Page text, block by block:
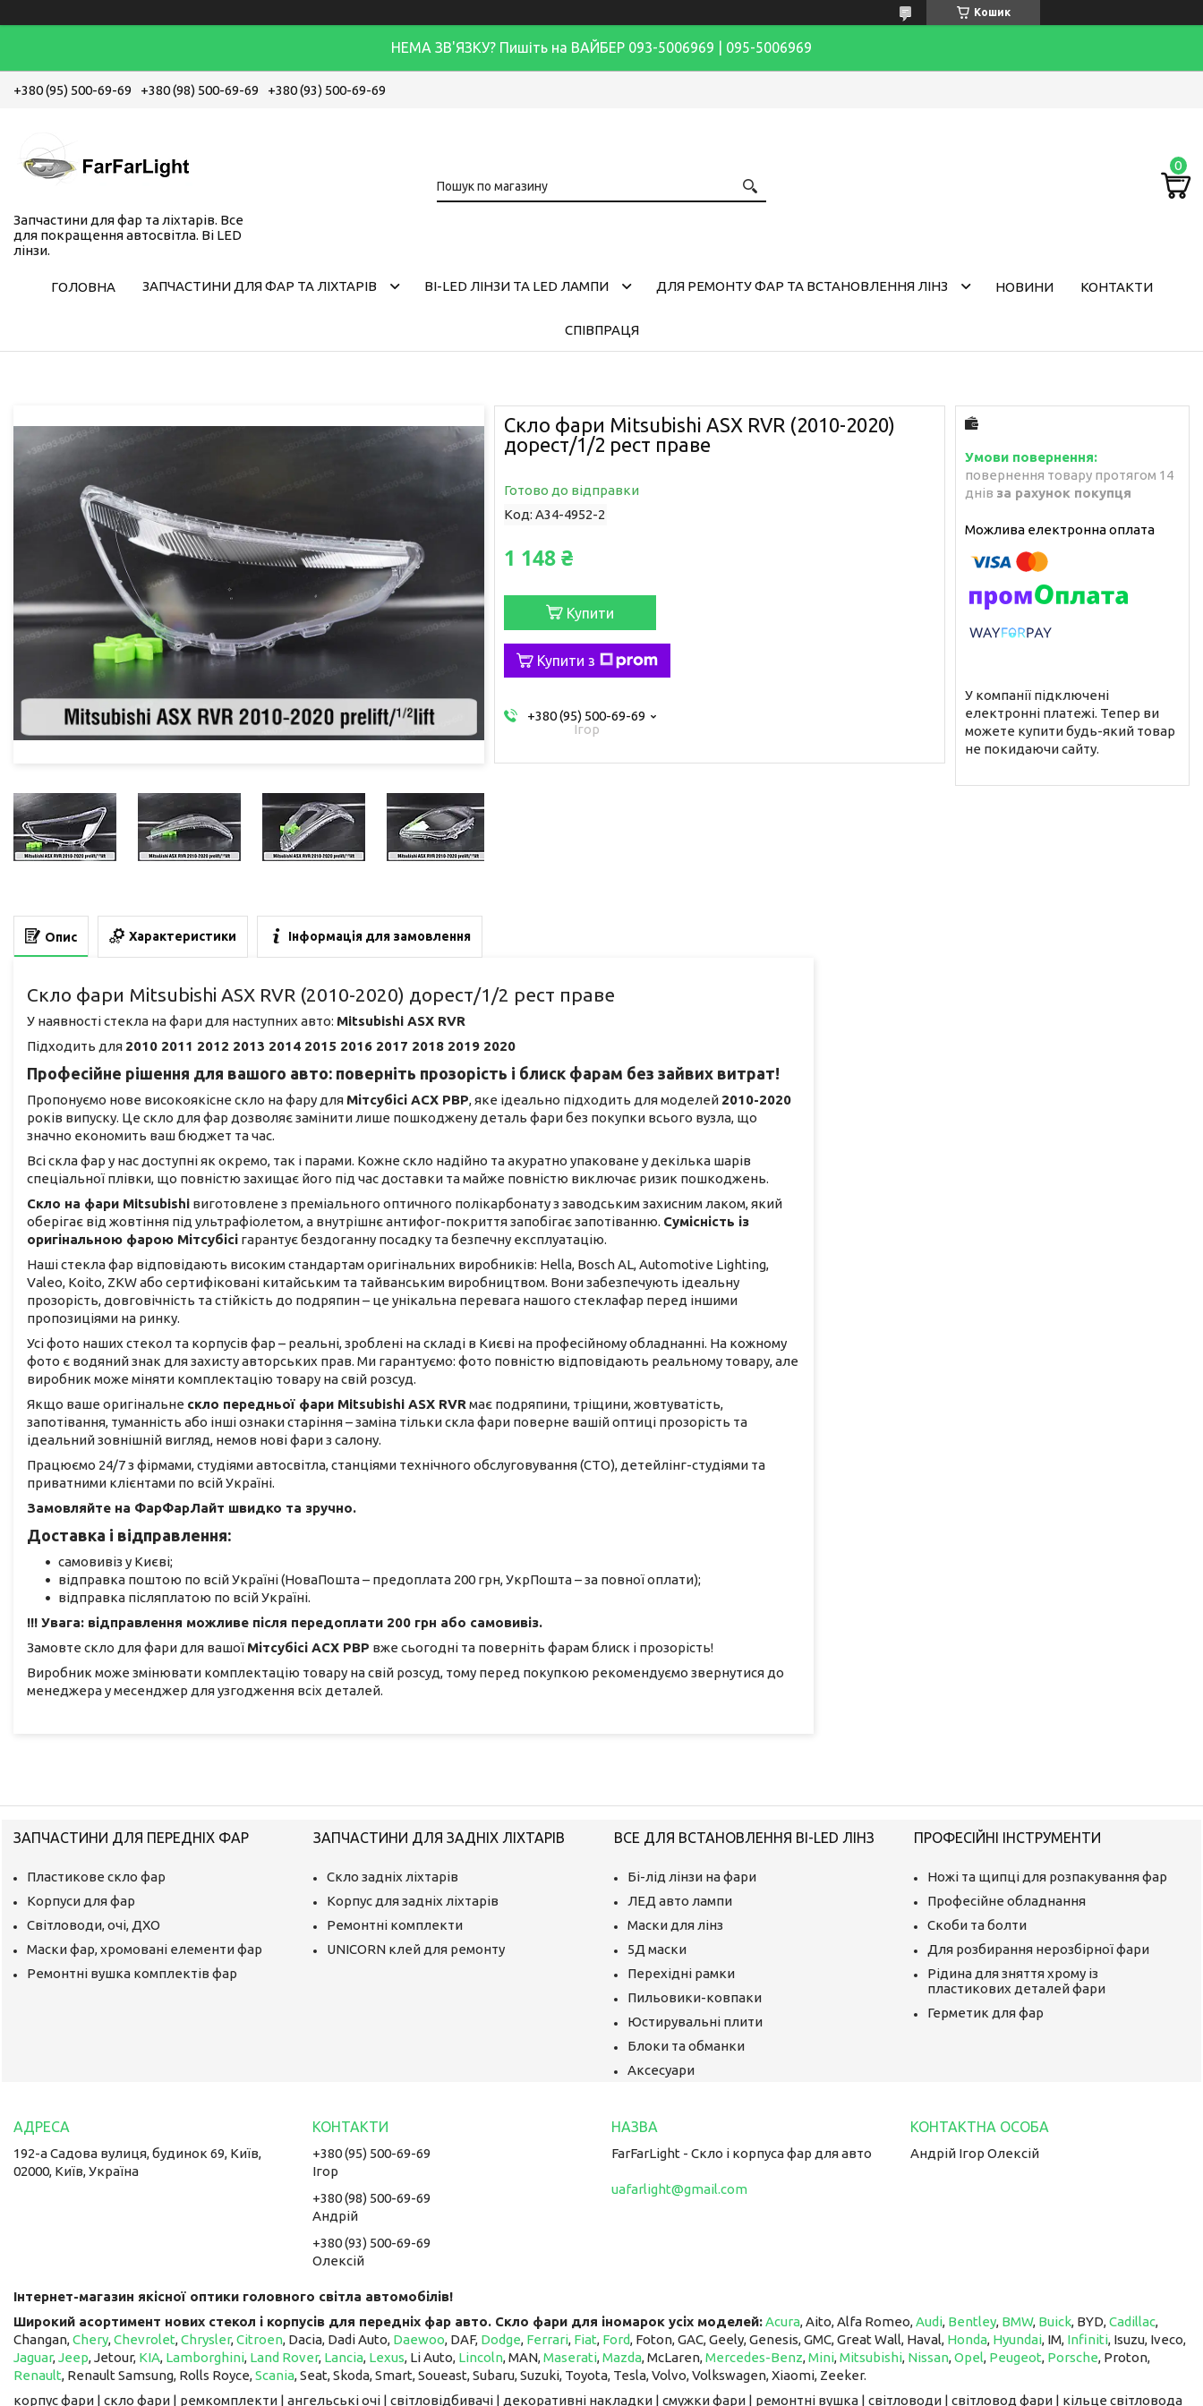
Кошик
НЕМА ЗВ'ЯЗКУ? Пишіть на ВАЙБЕР 093-5006969 | 095-5006969
+380 (95) 500-69-69 +380 (98) 500-69-69 +380 (93) 500-69-69
Запчастини для фар та ліхтарів. Все
для покращення автосвітла. Bi LED
лінзи.
ГОЛОВНА ЗАПЧАСТИНИ ДЛЯ ФАР ТА ЛІХТАРІВ BI-LED ЛІНЗИ ТА LED ЛАМПИ ДЛЯ РЕМОНТУ ФАР ТА ВСТАНОВЛЕННЯ ЛІНЗ НОВИНИ КОНТАКТИ
СПІВПРАЦЯ
Скло фари Mitsubishi ASX RVR (2010-2020)
дорест/1/2 рест праве
Готово до відправки
Код: A34-4952-2
1 148 ₴
Купити
Купити з
+380 (95) 500-69-69
Ігор
повернення товару протягом 14
днів за рахунок покупця
У компанії підключені
електронні платежі. Тепер ви
можете купити будь-який товар
не покидаючи сайту.
Опис Характеристики Інформація для замовлення
Скло фари Mitsubishi ASX RVR (2010-2020) дорест/1/2 рест праве
У наявності стекла на фари для наступних авто: Mitsubishi ASX RVR
Підходить для 2010 2011 2012 2013 2014 2015 2016 2017 2018 2019 2020
Професійне рішення для вашого авто: поверніть прозорість і блиск фарам без зайвих витрат!
Пропонуємо нове високоякісне скло на фару для Мітсубісі АСХ РВР, яке ідеально підходить для моделей 2010-2020
років випуску. Це скло для фар дозволяє замінити лише пошкоджену деталь фари без покупки всього вузла, що
значно економить ваш бюджет та час.
Всі скла фар у нас доступні як окремо, так і парами. Кожне скло надійно та акуратно упаковане у декілька шарів
спеціальної плівки, що повністю захищає його під час доставки та майже повністю виключає ризик пошкоджень.
Скло на фари Mitsubishi виготовлене з преміального оптичного полікарбонату з заводським захисним лаком, який
оберігає від жовтіння під ультрафіолетом, а внутрішнє антифог-покриття запобігає запотіванню. Сумісність із
оригінальною фарою Мітсубісі гарантує бездоганну посадку та безпечну експлуатацію.
Наші стекла фар відповідають високим стандартам оригінальних виробників: Hella, Bosch AL, Automotive Lighting,
Valeo, Koito, ZKW або сертифіковані китайським та тайванським виробництвом. Вони забезпечують ідеальну
прозорість, довговічність та стійкість до подряпин – це унікальна перевага нашого стеклафар перед іншими
пропозиціями на ринку.
Усі фото наших стекол та корпусів фар – реальні, зроблені на складі в Києві на професійному обладнанні. На кожному
фото є водяний знак для захисту авторських прав. Ми гарантуємо: фото повністю відповідають реальному товару, але
виробник може міняти комплектацію товару на свій розсуд.
Якщо ваше оригінальне скло передньої фари Mitsubishi ASX RVR має подряпини, тріщини, жовтуватість,
запотівання, туманність або інші ознаки старіння – заміна тільки скла фари поверне вашій оптиці прозорість та
ідеальний зовнішній вигляд, немов нові фари з салону.
Працюємо 24/7 з фірмами, студіями автосвітла, станціями технічного обслуговування (СТО), детейлінг-студіями та
приватними клієнтами по всій Україні.
Замовляйте на ФарФарЛайт швидко та зручно.
Доставка і відправлення:
самовивіз у Києві;
відправка поштою по всій Україні (НоваПошта – предоплата 200 грн, УкрПошта – за повної оплати);
відправка післяплатою по всій Україні.
!!! Увага: відправлення можливе після передоплати 200 грн або самовивіз.
Замовте скло для фари для вашої Мітсубісі АСХ РВР вже сьогодні та поверніть фарам блиск і прозорість!
Виробник може змінювати комплектацію товару на свій розсуд, тому перед покупкою рекомендуємо звернутися до
менеджера у месенджер для узгодження всіх деталей.
ЗАПЧАСТИНИ ДЛЯ ПЕРЕДНІХ ФАР
Пластикове скло фар
Корпуси для фар
Світловоди, очі, ДХО
Маски фар, хромовані елементи фар
Ремонтні вушка комплектів фар
ЗАПЧАСТИНИ ДЛЯ ЗАДНІХ ЛІХТАРІВ
Скло задніх ліхтарів
Корпус для задніх ліхтарів
Ремонтні комплекти
UNICORN клей для ремонту
ВСЕ ДЛЯ ВСТАНОВЛЕННЯ BI-LED ЛІНЗ
Бі-лід лінзи на фари
ЛЕД авто лампи
Маски для лінз
5Д маски
Перехідні рамки
Пильовики-ковпаки
Юстирувальні плити
Блоки та обманки
Аксесуари
ПРОФЕСІЙНІ ІНСТРУМЕНТИ
Ножі та щипці для розпакування фар
Професійне обладнання
Скоби та болти
Для розбирання нерозбірної фари
Рідина для зняття хрому із
пластикових деталей фари
Герметик для фар
192-а Садова вулиця, будинок 69, Київ,
02000, Київ, Україна
+380 (95) 500-69-69
Ігор
+380 (98) 500-69-69
Андрій
+380 (93) 500-69-69
Олексій
FarFarLight - Cкло і корпуса фар для авто
uafarlight@gmail.com
Андрій Ігор Олексій
Інтернет-магазин якісної оптики головного світла автомобілів!
Широкий асортимент нових стекол і корпусів для передніх фар авто. Скло фари для іномарок усіх моделей:Acura, Aito, Alfa Romeo,Audi, Bentley, BMW, Buick, BYD,Cadillac,
Changan,Chery,Chevrolet,Chrysler,Citroen, Dacia, Dadi Auto, Daewoo, DAF, Dodge, Ferrari, Fiat, Ford, Foton, GAC, Geely, Genesis, GMC, Great Wall, Haval, Honda, Hyundai, IM, ​​​​​​​ Infiniti, Isuzu, Iveco,
Jaguar,Jeep, Jetour, ​​​​​​​ KIA, Lamborghini, Land Rover, Lancia, Lexus, Li Auto, ​​​​​​​ Lincoln, MAN,Maserati,Mazda, McLaren, ​​​​​​​Mercedes-Benz,Mini,Mitsubishi, Nissan,Opel, Peugeot, Porsche, Proton, ​​​​​​​
Renault, Renault Samsung, Rolls Royce,Scania, Seat, Skoda, Smart, Soueast, Subaru, Suzuki, Toyota, Tesla, Volvo, Volkswagen, Xiaomi, Zeeker.
корпус фари | скло фари | ремкомплекти | ангельські очі | світловідбивачі | декоративні накладки | смужки фари | ремонтні вушка | світловоди | світловод фари | кільце світловода